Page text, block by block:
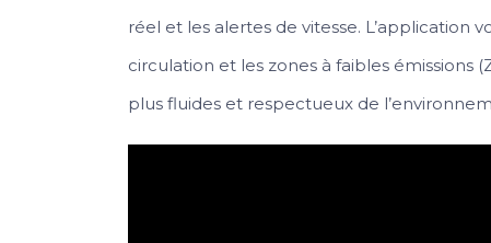
réel et les alertes de vitesse. L’application
circulation et les zones à faibles émissions
plus fluides et respectueux de